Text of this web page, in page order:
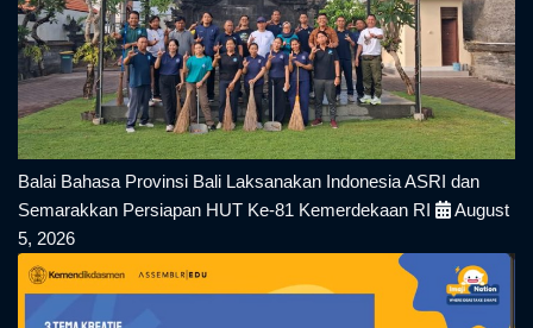
Balai Bahasa Provinsi Bali Laksanakan Indonesia ASRI dan
Semarakkan Persiapan HUT Ke-81 Kemerdekaan RI
August
5, 2026